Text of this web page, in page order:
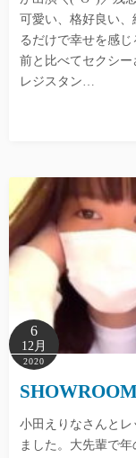
可愛い、格好良い
るだけで幸せを感
前と比べてセクシ
レジスタン…
6
12月
2020
小田えりなさんとレ
ました。大先輩で